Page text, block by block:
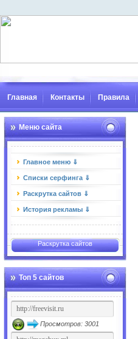
Главная Контакты Правила
Меню сайта
Главное меню ⇓
Списки серфинга ⇓
Раскрутка сайтов ⇓
История рекламы ⇓
Раскрутка сайтов
Топ 5 сайтов
Просмотров: 3001